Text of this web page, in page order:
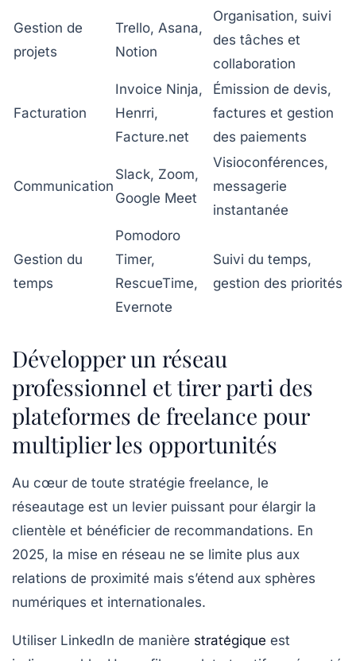
Gestion de
projets
Trello, Asana,
Notion
Organisation, suivi
des tâches et
collaboration
Facturation
Invoice Ninja,
Henrri,
Facture.net
Émission de devis,
factures et gestion
des paiements
Communication
Slack, Zoom,
Google Meet
Visioconférences,
messagerie
instantanée
Gestion du
temps
Pomodoro
Timer,
RescueTime,
Evernote
Suivi du temps,
gestion des priorités
Développer un réseau
professionnel et tirer parti des
plateformes de freelance pour
multiplier les opportunités
Au cœur de toute stratégie freelance, le
réseautage est un levier puissant pour élargir la
clientèle et bénéficier de recommandations. En
2025, la mise en réseau ne se limite plus aux
relations de proximité mais s’étend aux sphères
numériques et internationales.
Utiliser LinkedIn de manière stratégique est